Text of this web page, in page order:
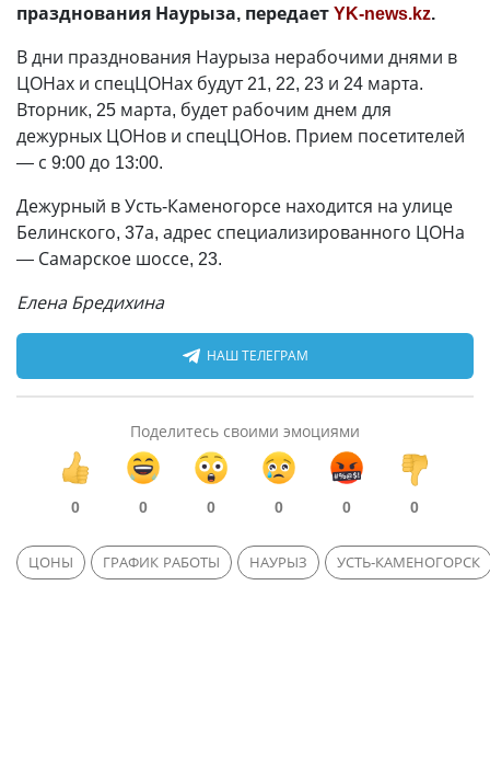
празднования Наурыза, передаетYK-news.kz.
В дни празднования Наурыза нерабочими днями в
ЦОНах и спецЦОНах будут 21, 22, 23 и 24 марта.
Вторник, 25 марта, будет рабочим днем для
дежурных ЦОНов и спецЦОНов. Прием посетителей
— с 9:00 до 13:00.
Дежурный в Усть-Каменогорсе находится на улице
Белинского, 37а, адрес специализированного ЦОНа
— Самарское шоссе, 23.
Елена Бредихина
НАШ ТЕЛЕГРАМ
Поделитесь своими эмоциями
0 0 0 0 0 0
ЦОНЫ ГРАФИК РАБОТЫ НАУРЫЗ УСТЬ-КАМЕНОГОРСК